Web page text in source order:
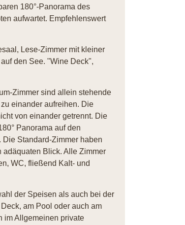
180°-Panorama des
aufwartet. Empfehlenswert
Lese-Zimmer mit kleiner
den See. "Wine Deck",
Zimmer sind allein stehende
einander aufreihen. Die
von einander getrennt. Die
Panorama auf den
Standard-Zimmer haben
adäquaten Blick. Alle Zimmer
WC, fließend Kalt- und
der Speisen als auch bei der
am Pool oder auch am
im Allgemeinen private